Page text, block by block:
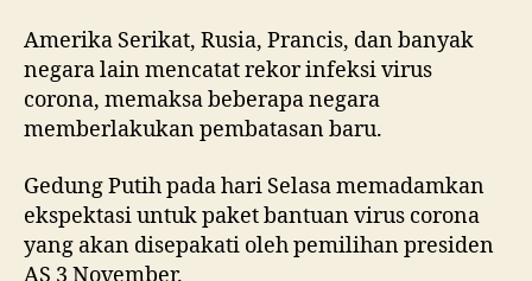
Amerika Serikat, Rusia, Prancis, dan banyak
negara lain mencatat rekor infeksi virus
corona, memaksa beberapa negara
memberlakukan pembatasan baru.
Gedung Putih pada hari Selasa memadamkan
ekspektasi untuk paket bantuan virus corona
yang akan disepakati oleh pemilihan presiden
AS 3 November.